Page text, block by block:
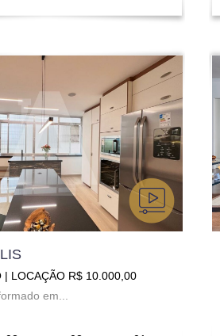
| LOCAÇÃO R$ 10.000,00
em...